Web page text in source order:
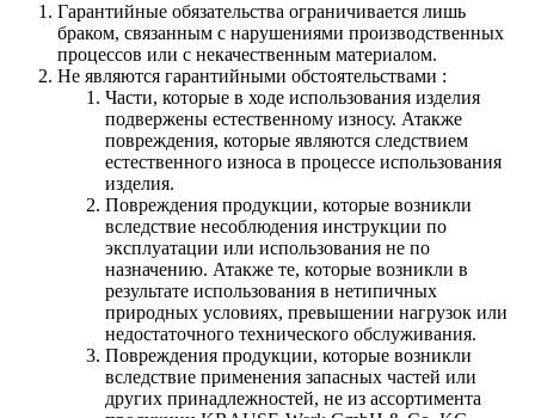
Гарантийные обязательства ограничивается лишь
браком, связанным с нарушениями производственных
процессов или с некачественным материалом.
Не являются гарантийными обстоятельствами :
Части, которые в ходе использования изделия
подвержены естественному износу. Атакже
повреждения, которые являются следствием
естественного износа в процессе использования
изделия.
Повреждения продукции, которые возникли
вследствие несоблюдения инструкции по
эксплуатации или использования не по
назначению. Атакже те, которые возникли в
результате использования в нетипичных
природных условиях, превышении нагрузок или
недостаточного технического обслуживания.
Повреждения продукции, которые возникли
вследствие применения запасных частей или
других принадлежностей, не из ассортимента